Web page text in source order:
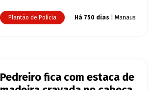
Plantão de Polícia Há 750 dias | Manaus
Pedreiro fica com estaca de